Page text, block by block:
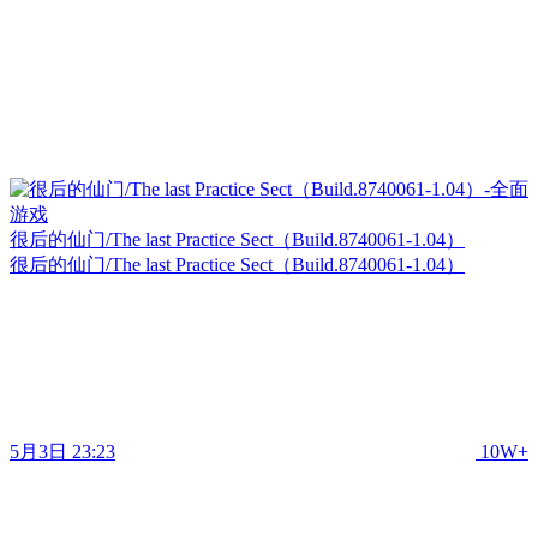
很后的仙门/The last Practice Sect（Build.8740061-1.04）
很后的仙门/The last Practice Sect（Build.8740061-1.04）
5月3日 23:23 10W+